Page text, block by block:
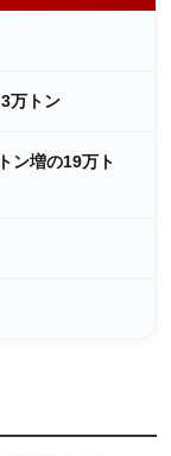
万トン
ン増の19万ト